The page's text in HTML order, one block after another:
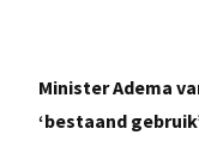
Minister Adema
‘bestaand